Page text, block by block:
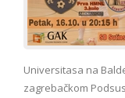
Universitasa na
zagrebačkom